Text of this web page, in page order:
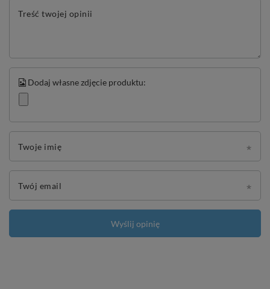
Treść twojej opinii
Dodaj własne zdjęcie produktu:
Twoje imię
Twój email
Wyślij opinię